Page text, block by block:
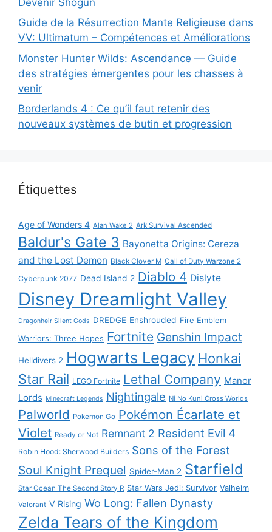
Guide de la Résurrection Mante Religieuse dans
VV: Ultimatum – Compétences et Améliorations
Monster Hunter Wilds: Ascendance — Guide
des stratégies émergentes pour les chasses à
venir
Borderlands 4 : Ce qu’il faut retenir des
nouveaux systèmes de butin et progression
Étiquettes
Age of Wonders 4 Alan Wake 2 Ark Survival Ascended
Baldur's Gate 3 Bayonetta Origins: Cereza
and the Lost Demon Black Clover M Call of Duty Warzone 2
Cyberpunk 2077 Dead Island 2 Diablo 4 Dislyte
Disney Dreamlight Valley
Dragonheir Silent Gods DREDGE Enshrouded Fire Emblem
Warriors: Three Hopes Fortnite Genshin Impact
Helldivers 2 Hogwarts Legacy Honkai
Star Rail LEGO Fortnite Lethal Company Manor
Lords Minecraft Legends Nightingale Ni No Kuni Cross Worlds
Palworld Pokemon Go Pokémon Écarlate et
Violet Ready or Not Remnant 2 Resident Evil 4
Robin Hood: Sherwood Builders Sons of the Forest
Soul Knight Prequel Spider-Man 2 Starfield
Star Ocean The Second Story R Star Wars Jedi: Survivor Valheim
Valorant V Rising Wo Long: Fallen Dynasty
Zelda Tears of the Kingdom